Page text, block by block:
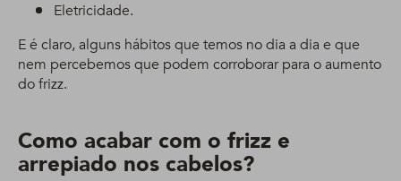
Eletricidade.
E é claro, alguns hábitos que temos no dia a dia e que
nem percebemos que podem corroborar para o aumento
do frizz.
Como acabar com o frizz e
arrepiado nos cabelos?